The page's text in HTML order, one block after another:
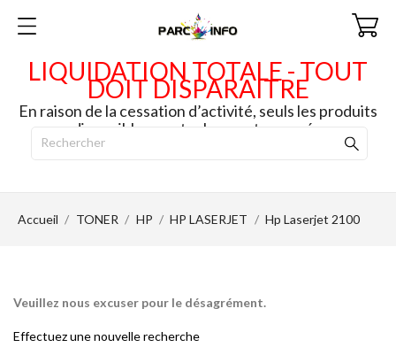
LIQUIDATION TOTALE - TOUT
DOIT DISPARAITRE
En raison de la cessation d’activité, seuls les produits
disponibles en stock seront envoyés.
Accueil TONER HP HP LASERJET Hp Laserjet 2100
Veuillez nous excuser pour le désagrément.
Effectuez une nouvelle recherche